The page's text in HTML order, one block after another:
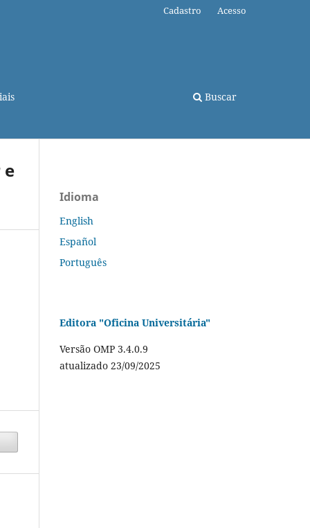
Buscar
Cadastro Acesso
Idioma
English
Español
Português
Editora "Oficina Universitária"
Versão OMP 3.4.0.9
atualizado 23/09/2025